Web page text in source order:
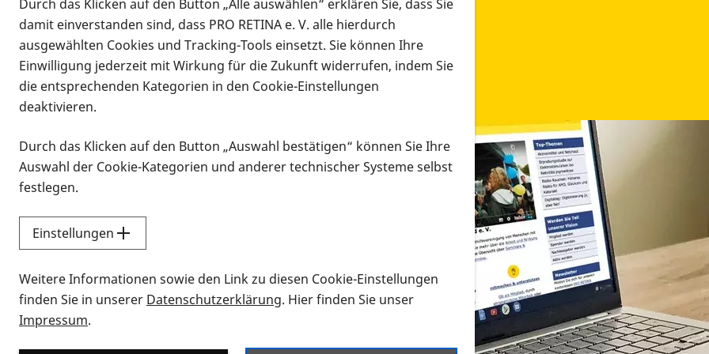
Infomaterial
Infomaterial
Vorlesen
Alle Infomaterialien in verschiedenen Formaten an
Sie möchten wissen, wie Sie nach Infonmaterial suchen und dieses bestellen bzw. herunterladen
Durch das Klicken auf den Button „Alle auswählen“ erklären Sie, dass Sie
damit einverstanden sind, dass PRO RETINA e. V. alle hierdurch
ausgewählten Cookies und Tracking-Tools einsetzt. Sie können Ihre
Einwilligung jederzeit mit Wirkung für die Zukunft widerrufen, indem Sie
die entsprechenden Kategorien in den Cookie-Einstellungen
deaktivieren.
Durch das Klicken auf den Button „Auswahl bestätigen“ können Sie Ihre
Auswahl der Cookie-Kategorien und anderer technischer Systeme selbst
festlegen.
Einstellungen
Weitere Informationen sowie den Link zu diesen Cookie-Einstellungen
finden Sie in unserer Datenschutzerklärung. Hier finden Sie unser
Impressum.